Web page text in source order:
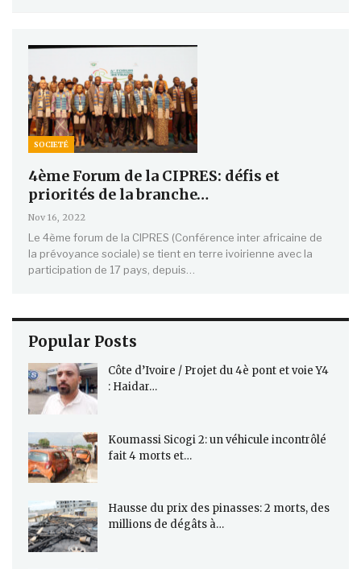
SOCIETÉ
4ème Forum de la CIPRES: défis et
priorités de la branche…
Nov 16, 2022
Le 4ème forum de la CIPRES (Conférence inter africaine de
la prévoyance sociale) se tient en terre ivoirienne avec la
participation de 17 pays, depuis…
Popular Posts
Côte d’Ivoire / Projet du 4è pont et voie Y4
: Haidar…
Koumassi Sicogi 2: un véhicule incontrôlé
fait 4 morts et…
Hausse du prix des pinasses: 2 morts, des
millions de dégâts à…